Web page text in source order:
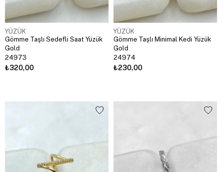
YÜZÜK
Gömme Taşlı Sedefli Saat Yüzük
Gold
24973
₺320,00
YÜZÜK
Gömme Taşlı Minimal Kedi Yüzük
Gold
24974
₺230,00